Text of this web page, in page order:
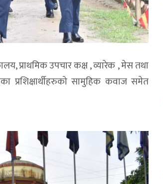
प्राथमिक उपचार कक्ष , व्यारेक , मेस तथा
प्रशिक्षार्थीहरुको सामुहिक कवाज समेत